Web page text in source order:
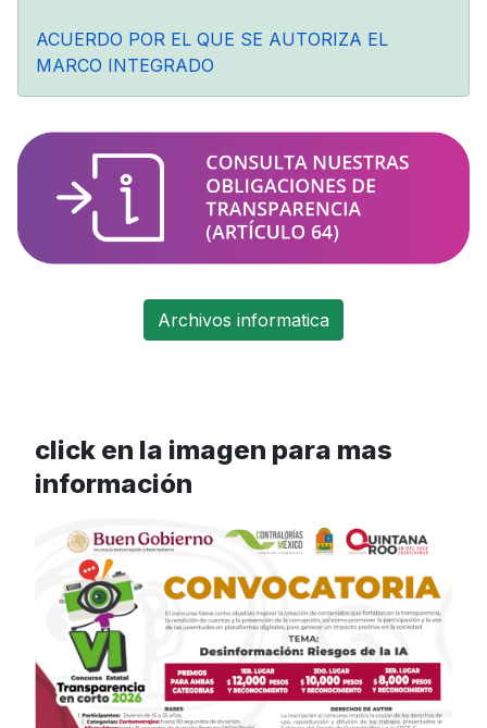
ACUERDO POR EL QUE SE AUTORIZA EL
MARCO INTEGRADO
Archivos informatica
click en la imagen para mas
información